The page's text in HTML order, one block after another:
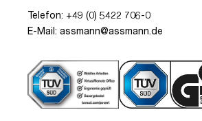
Telefon: +49 (0) 5422 706-0
E-Mail: assmann@assmann.de